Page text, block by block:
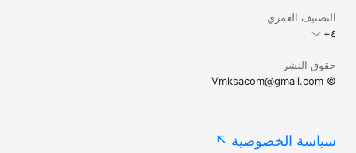
التصنيف العمري
حقوق النشر
© Vmksacom@gmail.com
سياسة الخصوصية